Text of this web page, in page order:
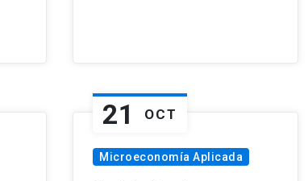
21 OCT
Microeconomía Aplicada